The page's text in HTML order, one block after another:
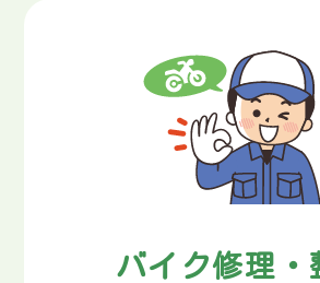
バイク修理・